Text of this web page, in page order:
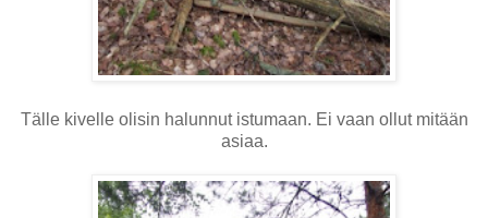
Tälle kivelle olisin halunnut istumaan. Ei vaan ollut mitään
asiaa.